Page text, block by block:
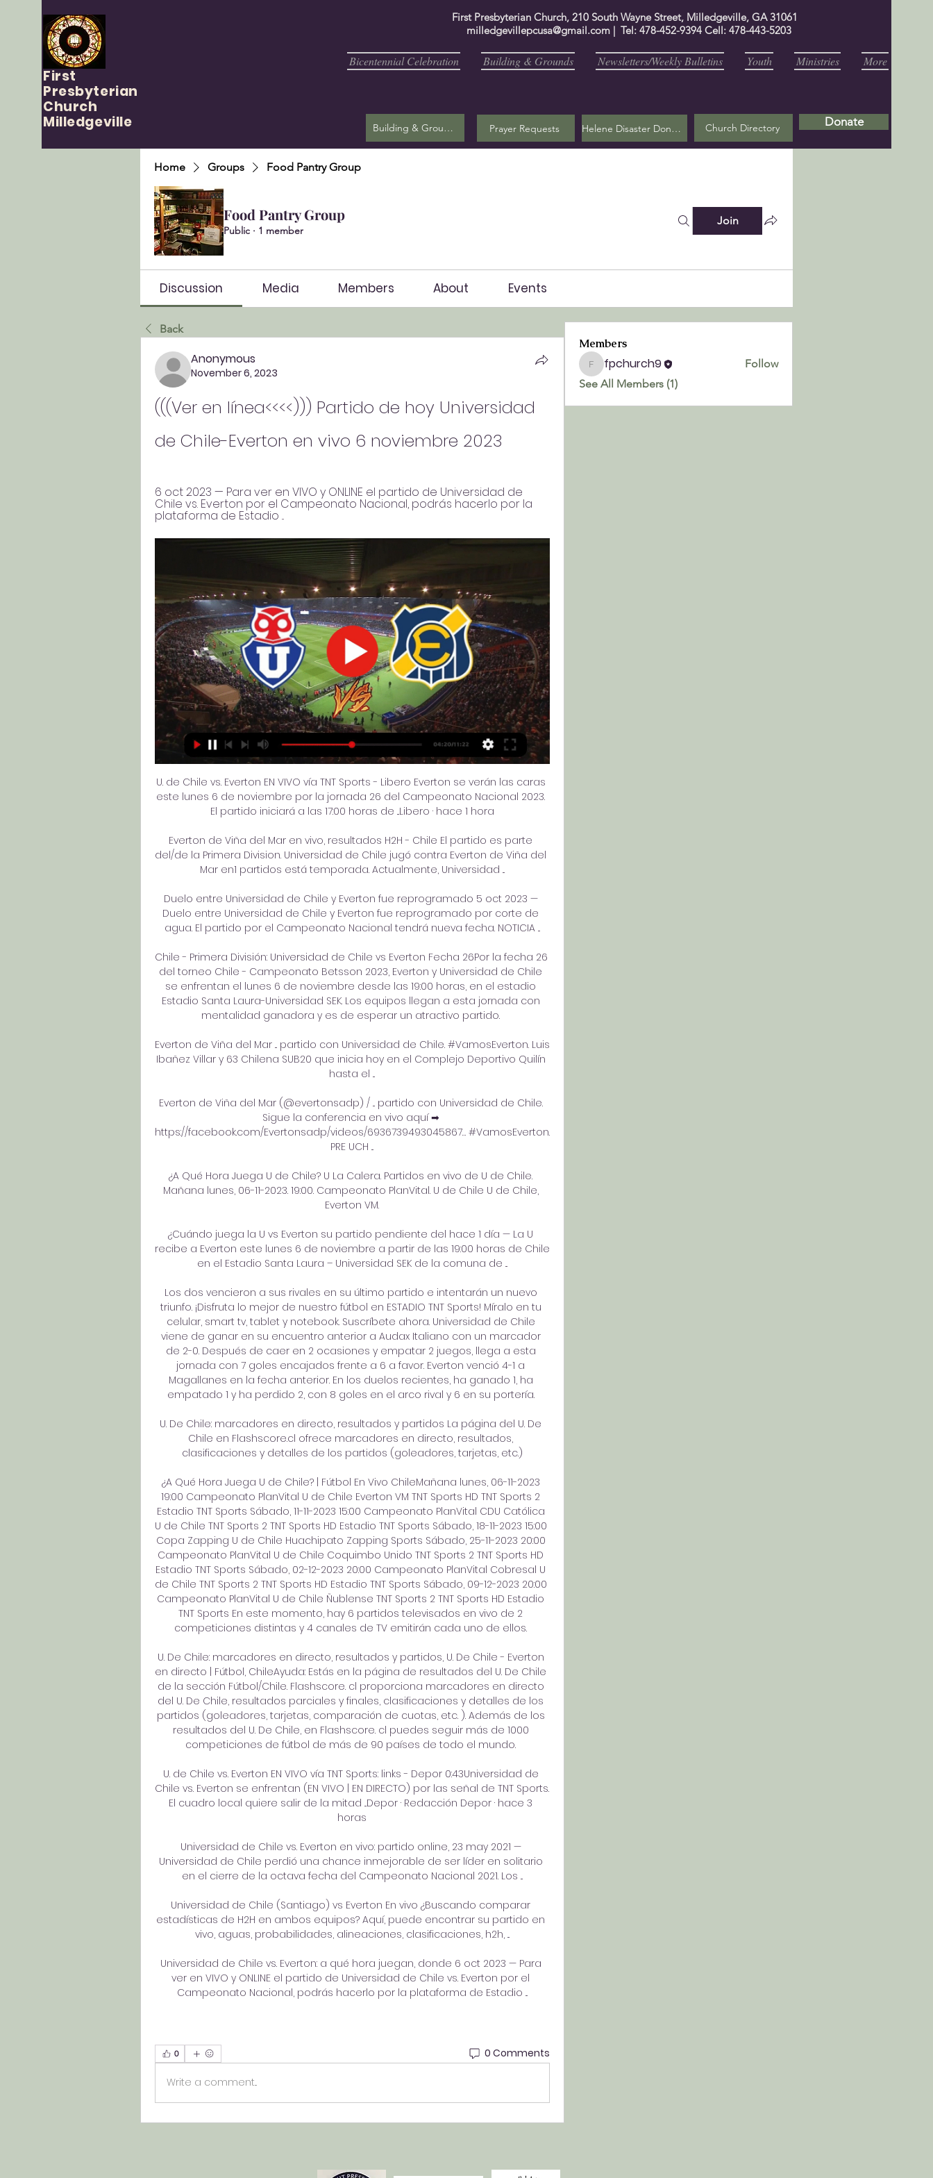
First
Presbyterian
Church
Milledgeville
First Presbyterian Church, 210 South Wayne Street, Milledgeville, GA 31061
milledgevillepcusa@gmail.com | Tel: 478-452-9394 Cell: 478-443-5203
Bicentennial Celebration Building & Grounds Newsletters/Weekly Bulletins Youth Ministries More
Building & Grounds Prayer Requests Helene Disaster Donation Church Directory Donate
Home Groups Food Pantry Group
Food Pantry Group
Public · 1 member
Join
Discussion Media Members About Events
Back
Anonymous
November 6, 2023
(((Ver en línea<<<<))) Partido de hoy Universidad
de Chile-Everton en vivo 6 noviembre 2023
6 oct 2023 — Para ver en VIVO y ONLINE el partido de Universidad de
Chile vs. Everton por el Campeonato Nacional, podrás hacerlo por la
plataforma de Estadio ...
U. de Chile vs. Everton EN VIVO vía TNT Sports - Libero Everton se verán las caras
este lunes 6 de noviembre por la jornada 26 del Campeonato Nacional 2023.
El partido iniciará a las 17:00 horas de ...Libero · hace 1 hora
Everton de Viña del Mar en vivo, resultados H2H - Chile El partido es parte
del/de la Primera Division. Universidad de Chile jugó contra Everton de Viña del
Mar en1 partidos está temporada. Actualmente, Universidad ...
Duelo entre Universidad de Chile y Everton fue reprogramado 5 oct 2023 —
Duelo entre Universidad de Chile y Everton fue reprogramado por corte de
agua. El partido por el Campeonato Nacional tendrá nueva fecha. NOTICIA ...
Chile - Primera División: Universidad de Chile vs Everton Fecha 26Por la fecha 26
del torneo Chile - Campeonato Betsson 2023, Everton y Universidad de Chile
se enfrentan el lunes 6 de noviembre desde las 19:00 horas, en el estadio
Estadio Santa Laura-Universidad SEK. Los equipos llegan a esta jornada con
mentalidad ganadora y es de esperar un atractivo partido.
Everton de Viña del Mar ... partido con Universidad de Chile. #VamosEverton. Luis
Ibañez Villar y 63 Chilena SUB20 que inicia hoy en el Complejo Deportivo Quilín
hasta el ...
Everton de Viña del Mar (@evertonsadp) / ... partido con Universidad de Chile.
Sigue la conferencia en vivo aquí ➡
https://facebook.com/Evertonsadp/videos/6936739493045867… #VamosEverton.
PRE UCH ...
¿A Qué Hora Juega U de Chile? U La Calera. Partidos en vivo de U de Chile.
Mañana lunes, 06-11-2023. 19:00. Campeonato PlanVital. U de Chile U de Chile,
Everton VM.
¿Cuándo juega la U vs Everton su partido pendiente del hace 1 día — La U
recibe a Everton este lunes 6 de noviembre a partir de las 19:00 horas de Chile
en el Estadio Santa Laura – Universidad SEK de la comuna de ...
Los dos vencieron a sus rivales en su último partido e intentarán un nuevo
triunfo. ¡Disfruta lo mejor de nuestro fútbol en ESTADIO TNT Sports! Míralo en tu
celular, smart tv, tablet y notebook. Suscríbete ahora. Universidad de Chile
viene de ganar en su encuentro anterior a Audax Italiano con un marcador
de 2-0. Después de caer en 2 ocasiones y empatar 2 juegos, llega a esta
jornada con 7 goles encajados frente a 6 a favor. Everton venció 4-1 a
Magallanes en la fecha anterior. En los duelos recientes, ha ganado 1, ha
empatado 1 y ha perdido 2, con 8 goles en el arco rival y 6 en su portería.
U. De Chile: marcadores en directo, resultados y partidos La página del U. De
Chile en Flashscore.cl ofrece marcadores en directo, resultados,
clasificaciones y detalles de los partidos (goleadores, tarjetas, etc.)
¿A Qué Hora Juega U de Chile? | Fútbol En Vivo ChileMañana lunes, 06-11-2023
19:00 Campeonato PlanVital U de Chile Everton VM TNT Sports HD TNT Sports 2
Estadio TNT Sports Sábado, 11-11-2023 15:00 Campeonato PlanVital CDU Católica
U de Chile TNT Sports 2 TNT Sports HD Estadio TNT Sports Sábado, 18-11-2023 15:00
Copa Zapping U de Chile Huachipato Zapping Sports Sábado, 25-11-2023 20:00
Campeonato PlanVital U de Chile Coquimbo Unido TNT Sports 2 TNT Sports HD
Estadio TNT Sports Sábado, 02-12-2023 20:00 Campeonato PlanVital Cobresal U
de Chile TNT Sports 2 TNT Sports HD Estadio TNT Sports Sábado, 09-12-2023 20:00
Campeonato PlanVital U de Chile Ñublense TNT Sports 2 TNT Sports HD Estadio
TNT Sports En este momento, hay 6 partidos televisados en vivo de 2
competiciones distintas y 4 canales de TV emitirán cada uno de ellos.
U. De Chile: marcadores en directo, resultados y partidos, U. De Chile - Everton
en directo | Fútbol, ChileAyuda: Estás en la página de resultados del U. De Chile
de la sección Fútbol/Chile. Flashscore. cl proporciona marcadores en directo
del U. De Chile, resultados parciales y finales, clasificaciones y detalles de los
partidos (goleadores, tarjetas, comparación de cuotas, etc. ). Además de los
resultados del U. De Chile, en Flashscore. cl puedes seguir más de 1000
competiciones de fútbol de más de 90 países de todo el mundo.
U. de Chile vs. Everton EN VIVO vía TNT Sports: links - Depor 0:43Universidad de
Chile vs. Everton se enfrentan (EN VIVO | EN DIRECTO) por las señal de TNT Sports.
El cuadro local quiere salir de la mitad ...Depor · Redacción Depor · hace 3
horas
Universidad de Chile vs. Everton en vivo: partido online, 23 may 2021 —
Universidad de Chile perdió una chance inmejorable de ser líder en solitario
en el cierre de la octava fecha del Campeonato Nacional 2021. Los ...
Universidad de Chile (Santiago) vs Everton En vivo ¿Buscando comparar
estadísticas de H2H en ambos equipos? Aquí, puede encontrar su partido en
vivo, aguas, probabilidades, alineaciones, clasificaciones, h2h, ...
Universidad de Chile vs. Everton: a qué hora juegan, donde 6 oct 2023 — Para
ver en VIVO y ONLINE el partido de Universidad de Chile vs. Everton por el
Campeonato Nacional, podrás hacerlo por la plataforma de Estadio ...
0 0 Comments
Write a comment...
Members
fpchurch9
fpchurch9
Follow
See All Members (1)